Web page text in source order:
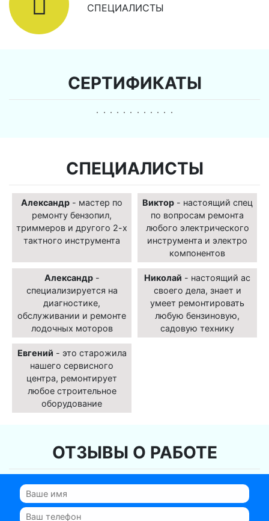
СПЕЦИАЛИСТЫ
СЕРТИФИКАТЫ
СПЕЦИАЛИСТЫ
Александр - мастер по
ремонту бензопил,
триммеров и другого 2-х
тактного инструмента
Виктор- настоящий спец
по вопросам ремонта
любого электрического
инструмента и электро
компонентов
Александр-
специализируется на
диагностике,
обслуживании и ремонте
лодочных моторов
Николай - настоящий ас
своего дела, знает и
умеет ремонтировать
любую бензиновую,
садовую технику
Евгений - это старожила
нашего сервисного
центра, ремонтирует
любое строительное
оборудование
ОТЗЫВЫ О РАБОТЕ